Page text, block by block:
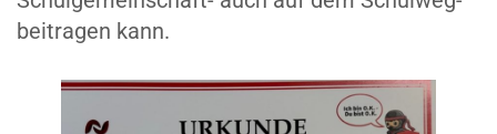
beitragen kann.